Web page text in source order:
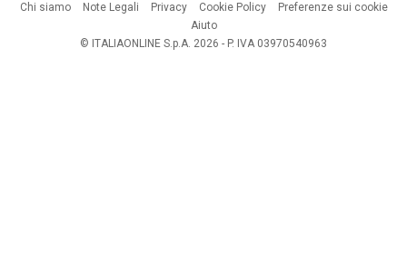
Chi siamo Note Legali Privacy Cookie Policy
Preferenze sui cookie
Aiuto
© ITALIAONLINE S.p.A. 2026 - P. IVA 03970540963